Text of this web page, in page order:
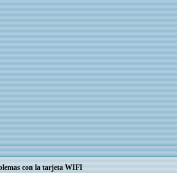
con la tarjeta WIFI